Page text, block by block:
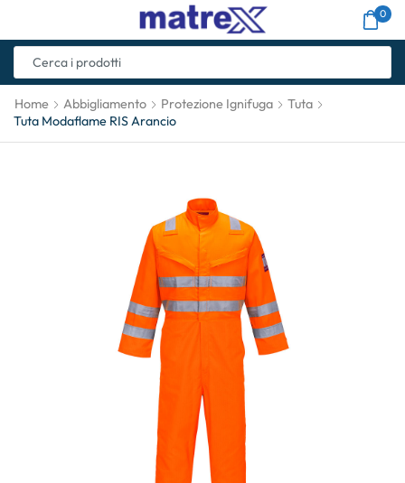
0
Home Abbigliamento Protezione Ignifuga
Tuta
Tuta Modaflame RIS Arancio